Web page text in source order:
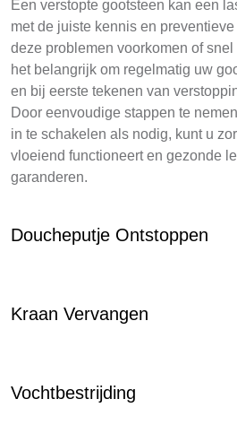
Een verstopte gootsteen kan een
met de juiste kennis en
deze problemen voorkomen of
het belangrijk om regelmatig uw
en bij eerste tekenen van
Door eenvoudige stappen te
in te schakelen als nodig, kunt u
vloeiend functioneert en gezonde
garanderen.
Doucheputje Ontstoppen
Kraan Vervangen
Vochtbestrijding